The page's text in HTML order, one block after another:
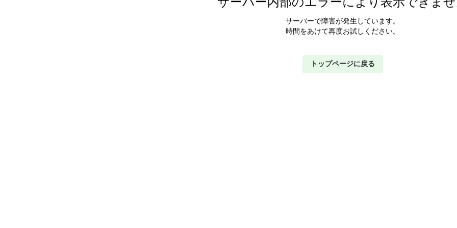
サーバーで障害が発生しています。
時間をあけて再度お試しください。
トップページに戻る